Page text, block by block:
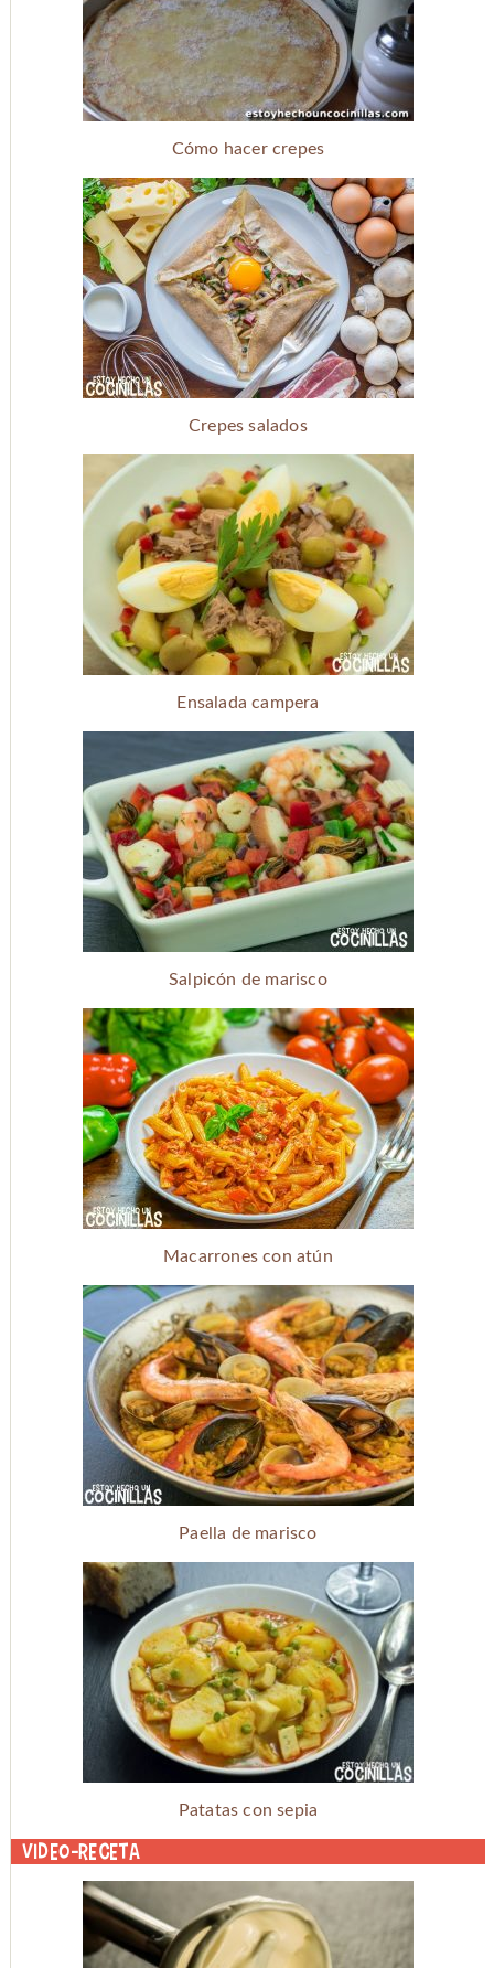
Cómo hacer crepes
Crepes salados
Ensalada campera
Salpicón de marisco
Macarrones con atún
Paella de marisco
Patatas con sepia
Video-receta